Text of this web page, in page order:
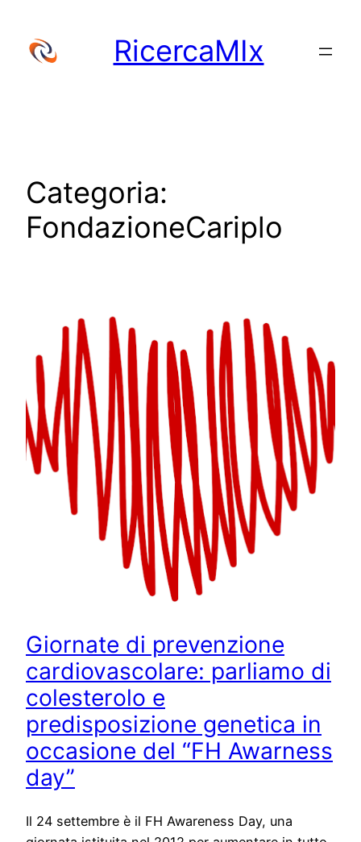
contenuto
RicercaMIx
Categoria:
FondazioneCariplo
Giornate di prevenzione
cardiovascolare: parliamo di
colesterolo e
predisposizione genetica in
occasione del “FH Awarness
day”
Il 24 settembre è il FH Awareness Day, una